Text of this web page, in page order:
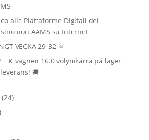
alle Piattaforme Digitali dei
non AAMS su Internet
VECKA 29-32 🌞
– K-vagnen 16.0 volymkärra på lager
🚚
2424
11